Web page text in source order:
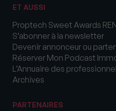
ET AUSSI
Proptech Sweet Awards
S’abonner à la newsletter
Devenir annonceur ou
Réserver Mon Podcast
L’Annuaire des
Archives
PARTENAIRES